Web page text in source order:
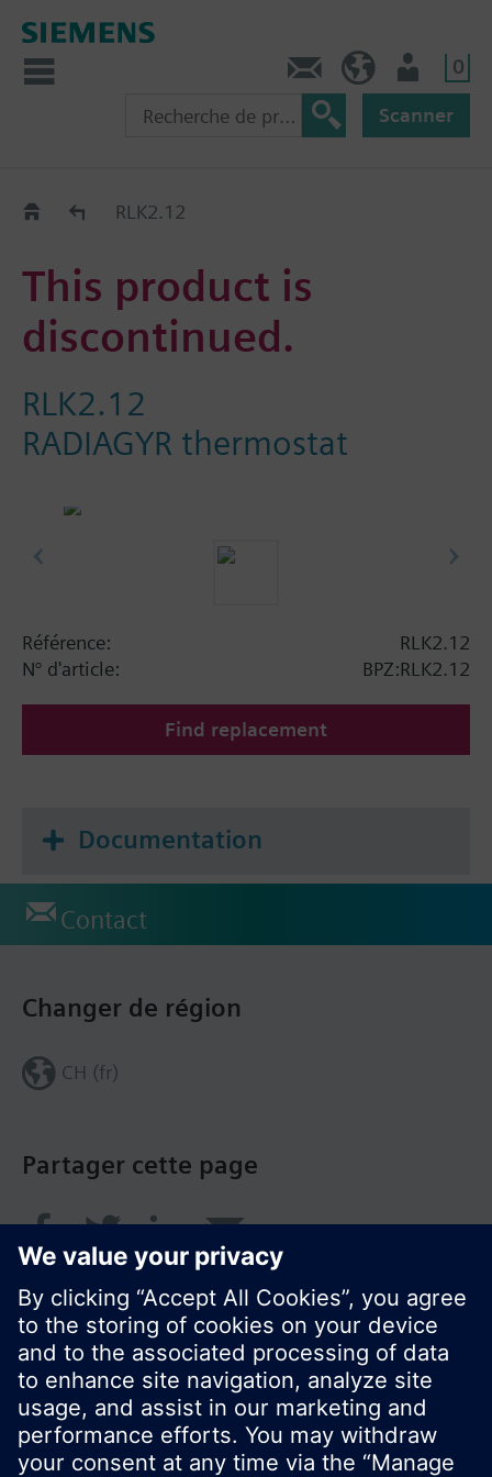
0
Scanner
Old2NewRLK2.12
This product is
discontinued.
RLK2.12
RADIAGYR thermostat
Référence:
RLK2.12
N° d'article:
BPZ:RLK2.12
Find replacement
Documentation
Contact
Partager cette page
Changer de région
CH (fr)
© Siemens Switzerland Ltd. 2018